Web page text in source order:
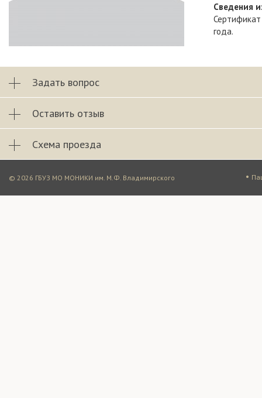
Сведения
года.
Задать вопрос
Оставить отзыв
Схема проезда
© 2026 ГБУЗ МО МОНИКИ им. М.Ф. Владимирского •